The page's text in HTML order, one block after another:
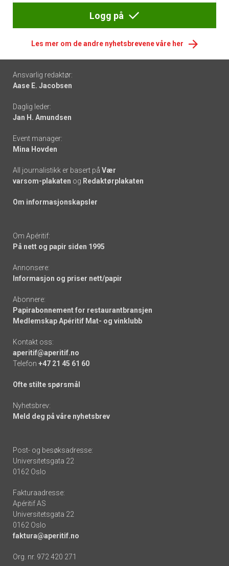
Logg på
Les mer om de andre nyhetsbrevene våre her
Footer
-
links
Ansvarlig redaktør:
Aase E. Jacobsen
Daglig leder:
Jan H. Amundsen
Event manager:
Mina Hovden
All journalistikk er basert på Vær
varsom-plakaten og Redaktørplakaten
Om informasjonskapsler
Om Apéritif:
På nett og papir siden 1995
Annonsere:
Informasjon og priser nett/papir
Abonnere:
Papirabonnement for restaurantbransjen
Medlemskap Apéritif Mat- og vinklubb
Kontakt oss:
aperitif@aperitif.no
Telefon +47 21 45 61 60
Ofte stilte spørsmål
Nyhetsbrev:
Meld deg på våre nyhetsbrev
Post- og besøksadresse:
Universitetsgata 22
0162 Oslo
Fakturaadresse:
Apéritif AS
Universitetsgata 22
0162 Oslo
faktura@aperitif.no
Org. nr. 972 420 271